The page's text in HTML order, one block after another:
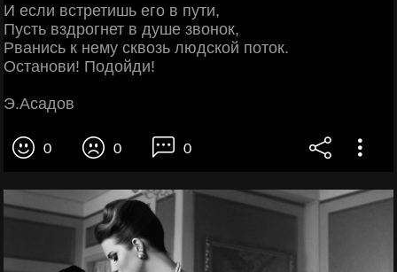
И если встретишь его в пути,
Пусть вздрогнет в душе звонок,
Рванись к нему сквозь людской поток.
Останови! Подойди!
Э.Асадов
0 0 0